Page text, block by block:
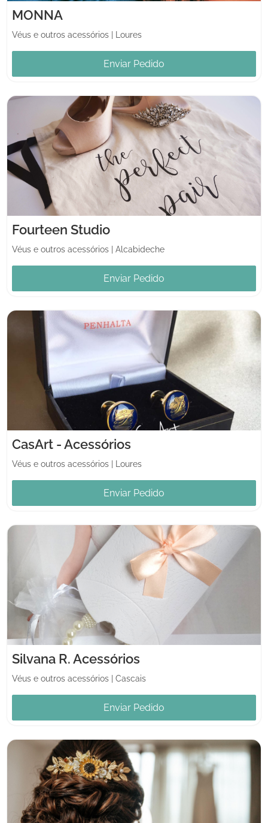
MONNA
Véus e outros acessórios Loures
Enviar Pedido
Fourteen Studio
Véus e outros acessórios Alcabideche
Enviar Pedido
CasArt - Acessórios
Véus e outros acessórios Loures
Enviar Pedido
Silvana R. Acessórios
Véus e outros acessórios Cascais
Enviar Pedido